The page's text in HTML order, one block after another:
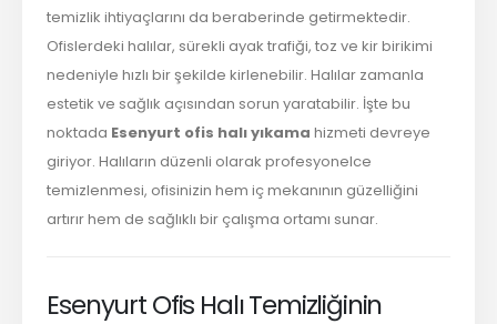
temizlik ihtiyaçlarını da beraberinde getirmektedir.
Ofislerdeki halılar, sürekli ayak trafiği, toz ve kir birikimi
nedeniyle hızlı bir şekilde kirlenebilir. Halılar zamanla
estetik ve sağlık açısından sorun yaratabilir. İşte bu
noktada Esenyurt ofis halı yıkama hizmeti devreye
giriyor. Halıların düzenli olarak profesyonelce
temizlenmesi, ofisinizin hem iç mekanının güzelliğini
artırır hem de sağlıklı bir çalışma ortamı sunar.
Esenyurt Ofis Halı Temizliğinin